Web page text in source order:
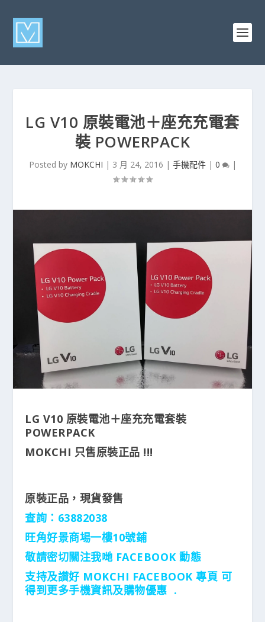
LG V10 原裝電池＋座充充電套
裝 POWERPACK
Posted by MOKCHI | 3 月 24, 2016 | 手機配件| 0 |
LG V10 原裝電池＋座充充電套裝
POWERPACK
MOKCHI 只售原裝正品 !!!
原裝正品，現貨發售
查詢：63882038
旺角好景商場一樓10號鋪
敬請密切關注我哋 FACEBOOK 動態
支持及讃好 MOKCHI FACEBOOK 專頁 可
得到更多手機資訊及購物優惠 .